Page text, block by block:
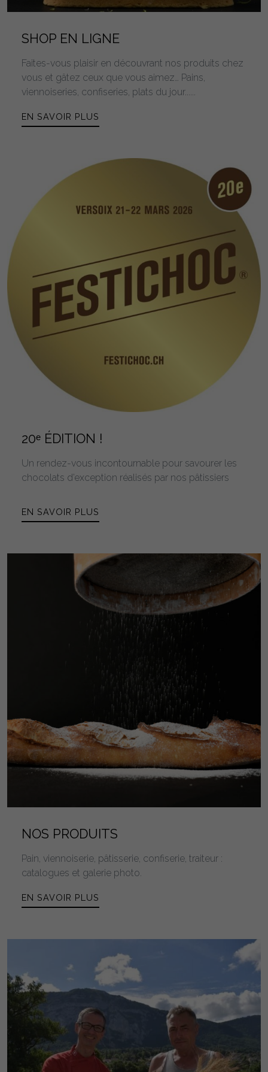
SHOP EN LIGNE
Faites-vous plaisir en découvrant nos produits chez
vous et gâtez ceux que vous aimez… Pains,
viennoiseries, confiseries, plats du jour......
EN SAVOIR PLUS
20ᵉ ÉDITION !
Un rendez-vous incontournable pour savourer les
chocolats d’exception réalisés par nos pâtissiers
EN SAVOIR PLUS
NOS PRODUITS
Pain, viennoiserie, pâtisserie, confiserie, traiteur :
catalogues et galerie photo.
EN SAVOIR PLUS